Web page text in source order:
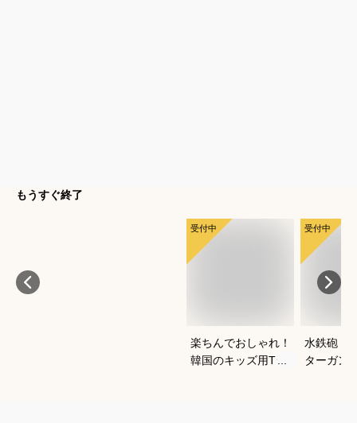
もうすぐ終了
受付中
楽ちんでおしゃれ！
韓国のキッズ用Tシ
受付中
水鉄砲｜
ターガン